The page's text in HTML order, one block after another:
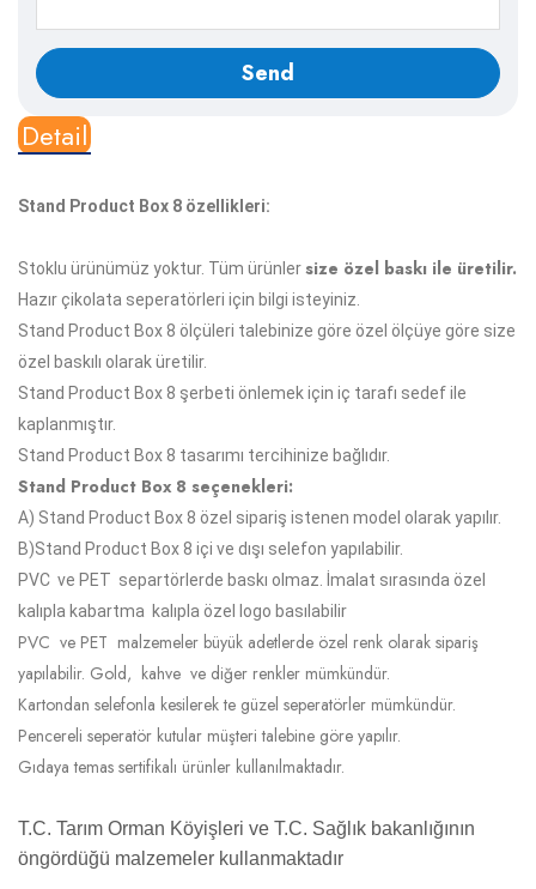
Detail
Stand Product Box 8 özellikleri:
Stoklu ürünümüz yoktur. Tüm ürünlersize özel baskı ile üretilir.
Hazır çikolata seperatörleri için bilgi isteyiniz.
Stand Product Box 8 ölçüleri talebinize göre özel ölçüye göre size
özel baskılı olarak üretilir.
Stand Product Box 8 şerbeti önlemek için iç tarafı sedefile
kaplanmıştır.
Stand Product Box 8 tasarımı tercihinize bağlıdır.
Stand Product Box 8 seçenekleri:
A) Stand Product Box 8 özel sipariş istenen model olarak yapılır.
B)Stand Product Box 8 içi ve dışı selefon yapılabilir.
PVC ve PET separtörlerde baskı olmaz. İmalat sırasında özel
kalıpla kabartma kalıpla özel logo basılabilir
PVC ve PET malzemeler büyük adetlerde özel renk olarak sipariş
yapılabilir. Gold, kahve ve diğer renkler mümkündür.
Kartondan selefonla kesilerek te güzel seperatörler mümkündür.
Pencereli seperatör kutular müşteri talebine göre yapılır.
Gıdaya temas sertifikalı ürünler kullanılmaktadır.
T.C. Tarım Orman Köyişleri ve T.C. Sağlık bakanlığının
öngördüğü malzemeler kullanmaktadır